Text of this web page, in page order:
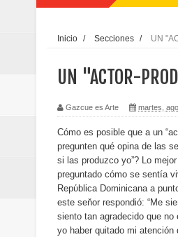
Inicio / Secciones / UN
UN "ACTOR-
Gazcue es Arte martes,
Cómo es posible que a un
pregunten qué opina de las
si las produzco yo”? Lo
preguntado cómo se sentía
Repύblica Dominicana a
este seňor respondió: “Me
siento tan agradecido que no
yo haber quitado mi